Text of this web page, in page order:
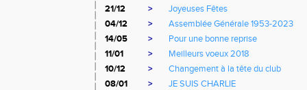
21/12
>
Joyeuses Fêtes
04/12
>
Assemblée Générale 1953-2023
14/05
>
Pour une bonne reprise
11/01
>
Meilleurs voeux 2018
10/12
>
Changement à la tête du club
08/01
>
JE SUIS CHARLIE